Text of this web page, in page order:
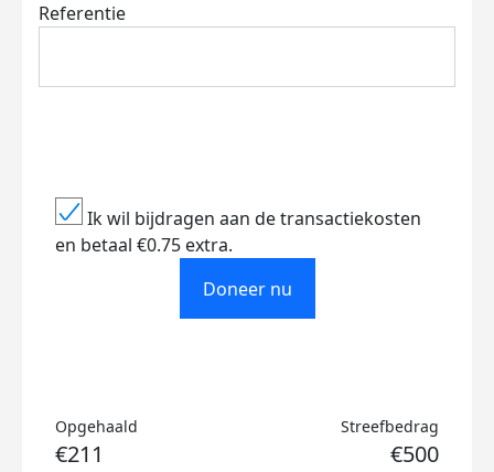
Referentie
Ik wil bijdragen aan de transactiekosten
en betaal €0.75 extra.
Doneer nu
Opgehaald
€211
Streefbedrag
€500